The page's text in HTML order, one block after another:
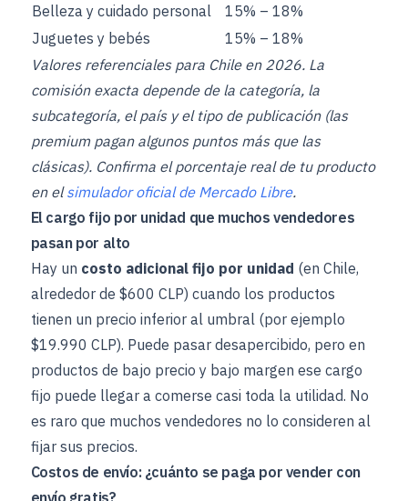
Belleza y cuidado personal
15% – 18%
Juguetes y bebés
15% – 18%
Valores referenciales para Chile en 2026. La
comisión exacta depende de la categoría, la
subcategoría, el país y el tipo de publicación (las
premium pagan algunos puntos más que las
clásicas). Confirma el porcentaje real de tu producto
en elsimulador oficial de Mercado Libre.
El cargo fijo por unidad que muchos vendedores
pasan por alto
Hay un costo adicional fijo por unidad (en Chile,
alrededor de $600 CLP) cuando los productos
tienen un precio inferior al umbral (por ejemplo
$19.990 CLP). Puede pasar desapercibido, pero en
productos de bajo precio y bajo margen ese cargo
fijo puede llegar a comerse casi toda la utilidad. No
es raro que muchos vendedores no lo consideren al
fijar sus precios.
Costos de envío: ¿cuánto se paga por vender con
envío gratis?